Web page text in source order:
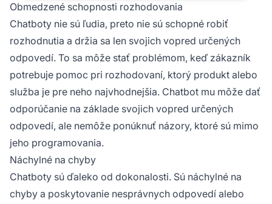
Obmedzené schopnosti rozhodovania
Chatboty nie sú ľudia, preto nie sú schopné robiť
rozhodnutia a držia sa len svojich vopred určených
odpovedí. To sa môže stať problémom, keď zákazník
potrebuje pomoc pri rozhodovaní, ktorý produkt alebo
služba je pre neho najvhodnejšia. Chatbot mu môže dať
odporúčanie na základe svojich vopred určených
odpovedí, ale nemôže ponúknuť názory, ktoré sú mimo
jeho programovania.
Náchylné na chyby
Chatboty sú ďaleko od dokonalosti. Sú náchylné na
chyby a poskytovanie nesprávnych odpovedí alebo